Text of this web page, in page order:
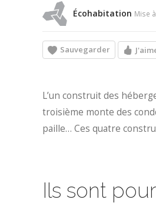
Écohabitation Mise
Sauvegarder
L’un construit des
troisième monte des
paille… Ces quatre
Ils sont